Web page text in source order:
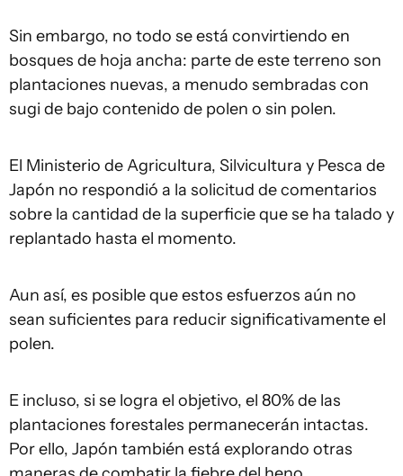
Sin embargo, no todo se está convirtiendo en
bosques de hoja ancha: parte de este terreno son
plantaciones nuevas, a menudo sembradas con
sugi de bajo contenido de polen o sin polen.
El Ministerio de Agricultura, Silvicultura y Pesca de
Japón no respondió a la solicitud de comentarios
sobre la cantidad de la superficie que se ha talado y
replantado hasta el momento.
Aun así, es posible que estos esfuerzos aún no
sean suficientes para reducir significativamente el
polen.
E incluso, si se logra el objetivo, el 80% de las
plantaciones forestales permanecerán intactas.
Por ello, Japón también está explorando otras